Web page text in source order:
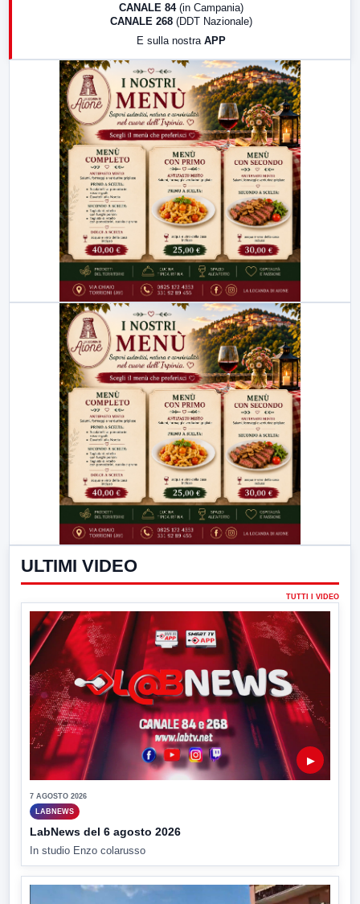
LabNews (replica)
CANALE 84 (in Campania)
CANALE 268 (DDT Nazionale)
E sulla nostra APP
ULTIMI VIDEO
TUTTI I VIDEO
▶
7 AGOSTO 2026
LABNEWS
LabNews del 6 agosto 2026
In studio Enzo colarusso